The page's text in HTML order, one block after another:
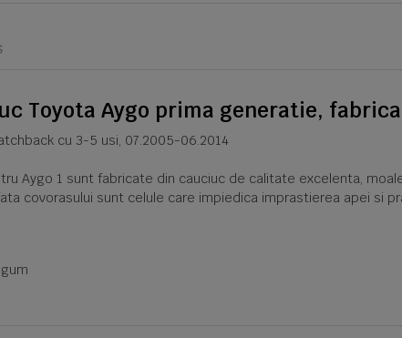
Toyota Aygo prima generatie,
cu 3-5 usi, 07.2005-06.2014
Aygo 1 sunt fabricate din cauciuc de calitate excelenta,
covorasului sunt celule care impiedica imprastierea apei si